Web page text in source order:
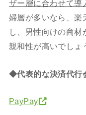
ザー層に合わせて導
婦層が多いなら、楽
し、男性向けの商
親和性が高いでしょ
◆代表的な決済代行
PayPay